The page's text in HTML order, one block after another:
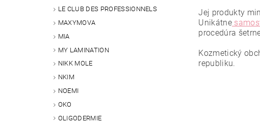
LE CLUB DES PROFESSIONNELS
MAXYMOVA
MIA
MY LAMINATION
NIKK MOLE
NKIM
NOEMI
OKO
OLIGODERMIE
Jej produkty
Unikátne
procedúra
Kozmetický
republiku.